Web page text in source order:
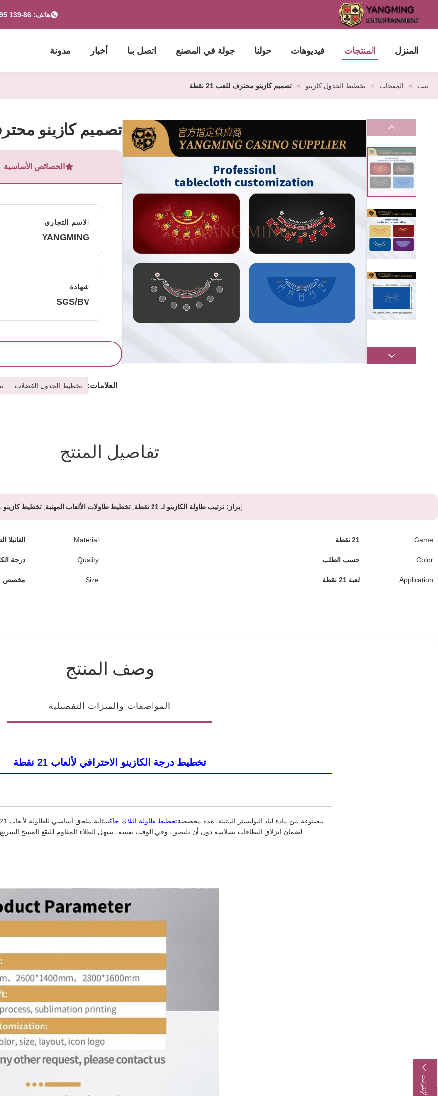
هاتف: 86-139 2695 2822-853-6341 4525
المنزل المنتجات فيديوهات حولنا جولة في المصنع اتصل بنا أخبار مدونة
بيت > المنتجات > تخطيط الجدول كازينو > تصميم كازينو محترف للعب 21 نقطة
تصميم كازينو محترف
الخصائص الأساسية
الاسم التجاري
YANGMING
شهادة
SGS/BV
العلامات: تخطيط الجدول الفضلات
تفاصيل المنتج
إبراز: ترتيب طاولة الكازينو لـ 21 نقطة تخطيط طاولات الألعاب المهنية تخطيط كازينو 21 نقطة
Game: 21 نقطة Material: الفانيلا
Color: حسب الطلب Quality: درجة
Application: لعبة 21 نقطة Size: مخصص
وصف المنتج
المواصفات والميزات التفصيلية
تخطيط درجة الكازينو الاحترافي لألعاب 21 نقطة
مصنوعة من مادة لباد البوليستر المتينة، هذه مخصصةتخطيط طاولة البلاك جاك
لضمان انزلاق البطاقات بسلاسة دون أن تلتصق، وفي الوقت نفسه، يسهل الطلاء المقاوم للبقع المسح السريع